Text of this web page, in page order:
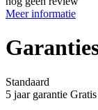
Meer informatie
Standaard
5 jaar garantie Gratis